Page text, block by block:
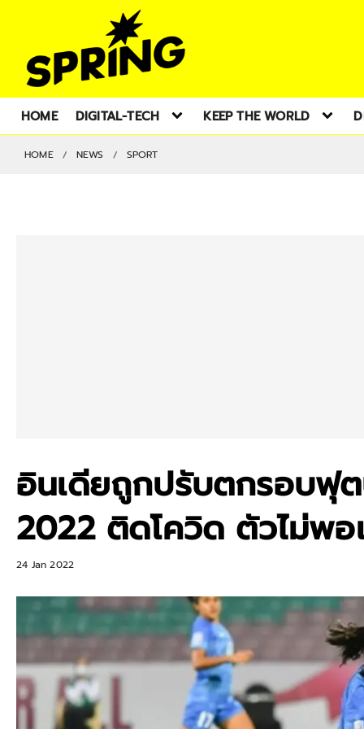
HOME DIGITAL-TECH KEEP THE WORLD
HOME NEWS SPORT
อินเดียถูกปรับตกรอบฟุ
2022 ติดโควิด ตัวไม่พ
24 Jan 2022